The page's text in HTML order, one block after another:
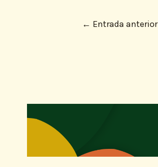
← Entrada anterior